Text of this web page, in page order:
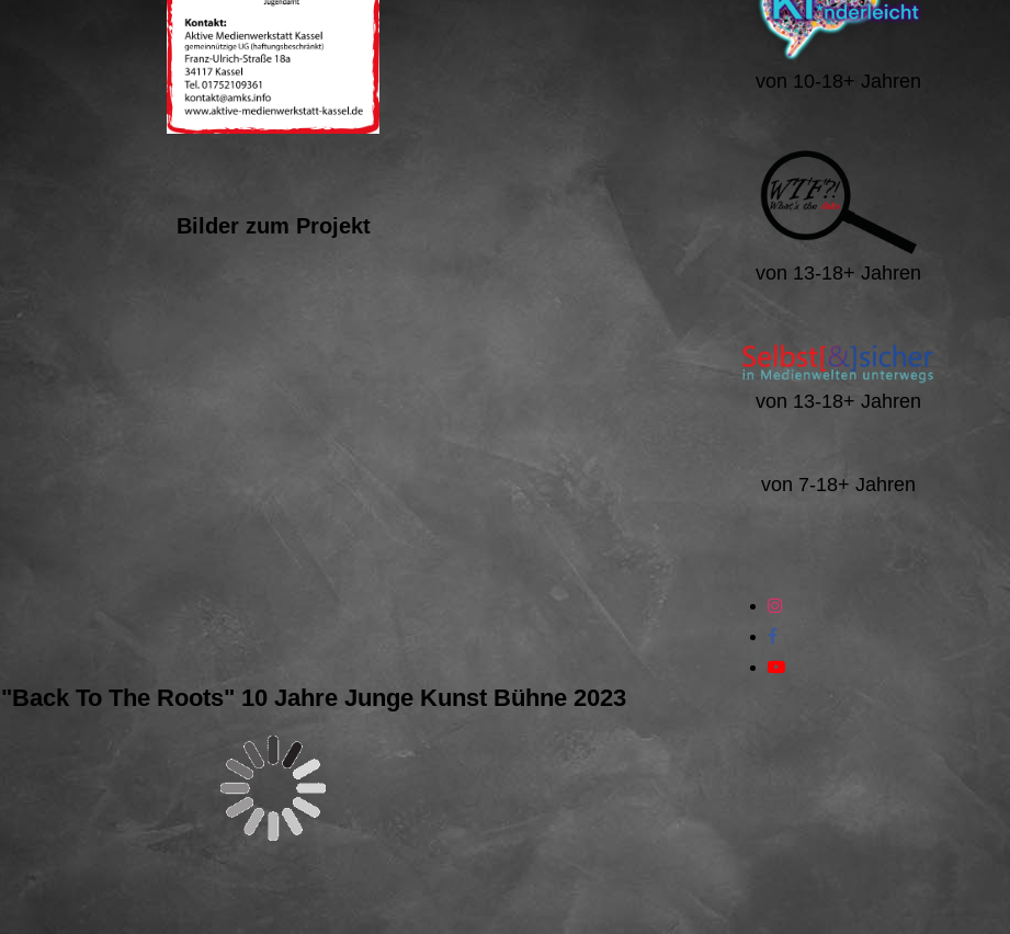
Bilder zum Projekt
To The Roots" 10 Jahre Junge Kunst Bühne 2023
von 10-18+ Jahren
von 13-18+ Jahren
von 13-18+ Jahren
von 7-18+ Jahren